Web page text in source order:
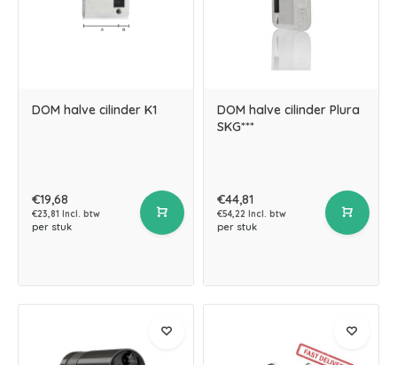
DOM halve cilinder K1
€19,68
€23,81 Incl. btw
per stuk
DOM halve cilinder Plura
SKG***
€44,81
€54,22 Incl. btw
per stuk